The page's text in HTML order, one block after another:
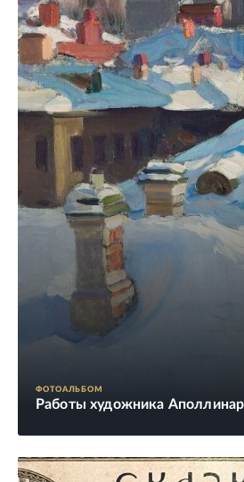
ФОТОАЛЬБОМ
Работы художника